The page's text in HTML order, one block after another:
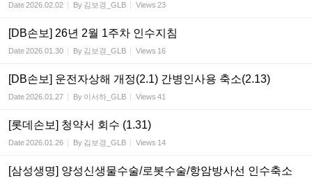
Date2026.02.02 By 김보경_GLB Views 23
[DB손보] 26년 2월 1주차 인수지침
Date2026.01.30 By 김보경_GLB Views 16
[DB손보] 운전자상해 개정(2.1) 간병인사용 축소(2.13)
Date2026.01.27 By 이서하_GLB Views 41
[롯데손보] 청약서 회수 (1.31)
Date2026.01.26 By 김보경_GLB Views 14
[삼성생명] 양성신생물수술/로봇수술/항암방사선 인수축소